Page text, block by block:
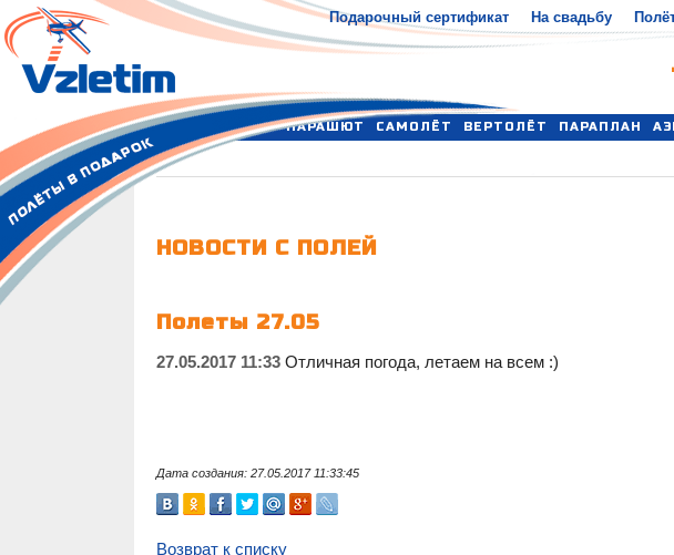
Подарочный сертификат На свадьбу
ПАРАШЮТ САМОЛЁТ ВЕРТОЛЁТ ПАРАПЛАН
НОВОСТИ С ПОЛЕЙ
Полеты 27.05
27.05.2017 11:33Отличная погода, летаем на всем :)
Дата создания: 27.05.2017 11:33:45
Возврат к списку